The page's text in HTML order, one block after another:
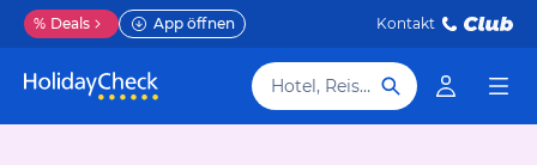
% Deals App öffnen Kontakt
Hotel, Reiseziel